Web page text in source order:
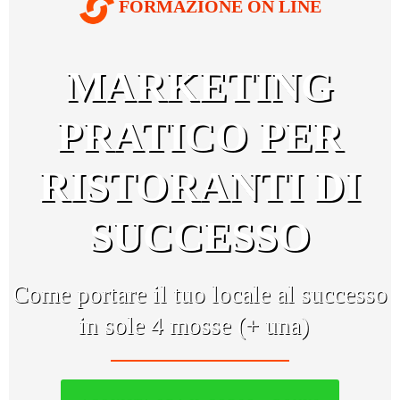
FORMAZIONE ON LINE
MARKETING
PRATICO PER
RISTORANTI DI
SUCCESSO
Come portare il tuo locale al successo
in sole 4 mosse (+ una)